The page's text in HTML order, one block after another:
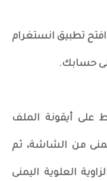
تطبيق انستغرام
حسابك.
على أيقونة الملف
من الشاشة، ثم
العلوية اليمنى